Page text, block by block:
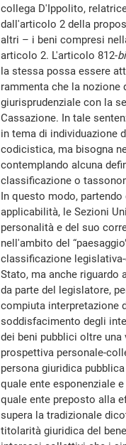
collega D'Ippolito,
dall'articolo 2 della
altri – i beni compresi
articolo 2. L'articolo 812-
la stessa possa essere
rammenta che la nozione
giurisprudenziale con la
Cassazione. In tale
in tema di individuazione
codicistica, ma bisogna
contemplando alcuna
classificazione o
In questo modo,
applicabilità, le Sezioni
personalità e del suo
nell'ambito del
classificazione
Stato, ma anche riguardo
da parte del legislatore,
compiuta interpretazione
soddisfacimento degli
dei beni pubblici oltre
prospettiva personale-
persona giuridica
quale ente esponenziale
quale ente preposto alla
supera la tradizionale
titolarità giuridica del